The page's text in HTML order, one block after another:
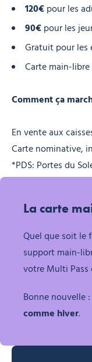
120€pour les
90€pour les
Gratuit pour les
Carte main-
Comment ça
En vente aux
Carte nominative,
*PDS: Portes du
La carte
Quel que soit le
support main-
votre Multi Pass
Bonne nouvelle
comme hiver.